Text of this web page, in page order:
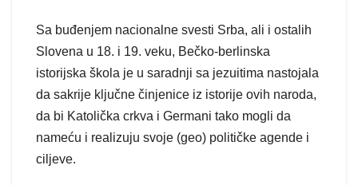
Sa buđenjem nacionalne svesti Srba, ali i ostalih
Slovena u 18. i 19. veku, Bečko-berlinska
istorijska škola je u saradnji sa jezuitima nastojala
da sakrije ključne činjenice iz istorije ovih naroda,
da bi Katolička crkva i Germani tako mogli da
nameću i realizuju svoje (geo) političke agende i
ciljeve.